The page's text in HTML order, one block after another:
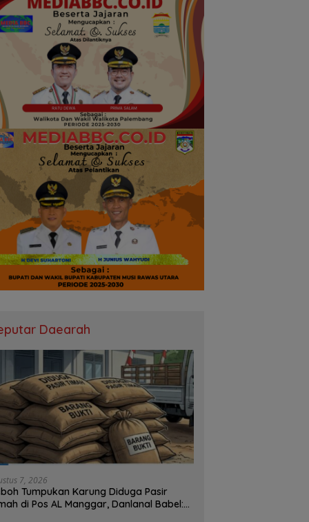
Daearah
7, 2026
Tumpukan Karung Diduga Pasir
di Pos AL Manggar, Danlanal Babel: